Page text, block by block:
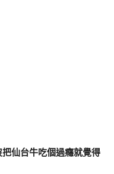
仙台牛吃個過癮就覺得